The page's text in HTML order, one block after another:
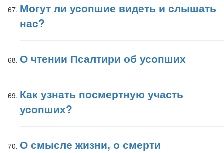
Могут ли усопшие видеть и слышать
нас?
О чтении Псалтири об усопших
Как узнать посмертную участь
усопших?
О смысле жизни, о смерти